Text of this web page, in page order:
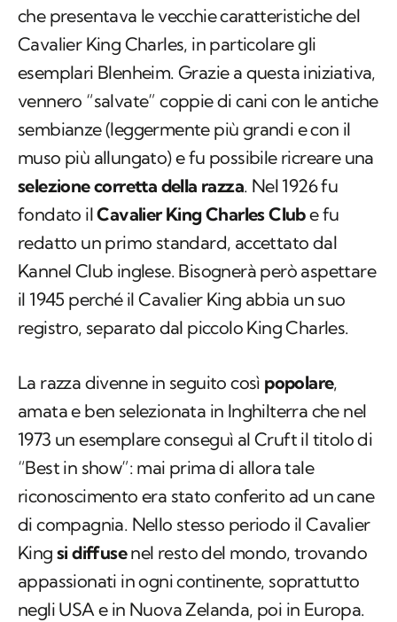
che presentava le vecchie caratteristiche del
Cavalier King Charles, in particolare gli
esemplari Blenheim. Grazie a questa iniziativa,
vennero “salvate” coppie di cani con le antiche
sembianze (leggermente più grandi e con il
muso più allungato) e fu possibile ricreare una
selezione corretta della razza. Nel 1926 fu
fondato ilCavalier King Charles Clube fu
redatto un primo standard, accettato dal
Kannel Club inglese. Bisognerà però aspettare
il 1945 perché il Cavalier King abbia un suo
registro, separato dal piccolo King Charles.
La razza divenne in seguito così popolare,
amata e ben selezionata in Inghilterra che nel
1973 un esemplare conseguì al Cruft il titolo di
“Best in show”: mai prima di allora tale
riconoscimento era stato conferito ad un cane
di compagnia. Nello stesso periodo il Cavalier
King si diffusenel resto del mondo, trovando
appassionati in ogni continente, soprattutto
negli USA e in Nuova Zelanda, poi in Europa.